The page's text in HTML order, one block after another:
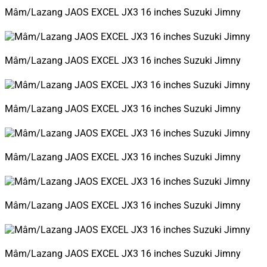
Mâm/Lazang JAOS EXCEL JX3 16 inches Suzuki Jimny
Mâm/Lazang JAOS EXCEL JX3 16 inches Suzuki Jimny
Mâm/Lazang JAOS EXCEL JX3 16 inches Suzuki Jimny
Mâm/Lazang JAOS EXCEL JX3 16 inches Suzuki Jimny
Mâm/Lazang JAOS EXCEL JX3 16 inches Suzuki Jimny
Mâm/Lazang JAOS EXCEL JX3 16 inches Suzuki Jimny